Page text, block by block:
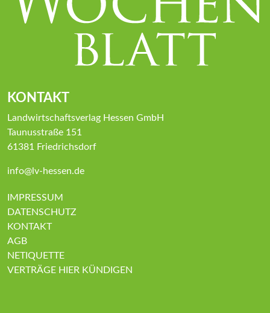
KONTAKT
Landwirtschaftsverlag Hessen GmbH
Taunusstraße 151
61381 Friedrichsdorf
info@lv-hessen.de
IMPRESSUM
DATENSCHUTZ
KONTAKT
AGB
NETIQUETTE
VERTRÄGE HIER KÜNDIGEN